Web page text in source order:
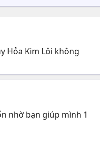
Hỏa Kim Lôi không
nhờ bạn giúp mình 1